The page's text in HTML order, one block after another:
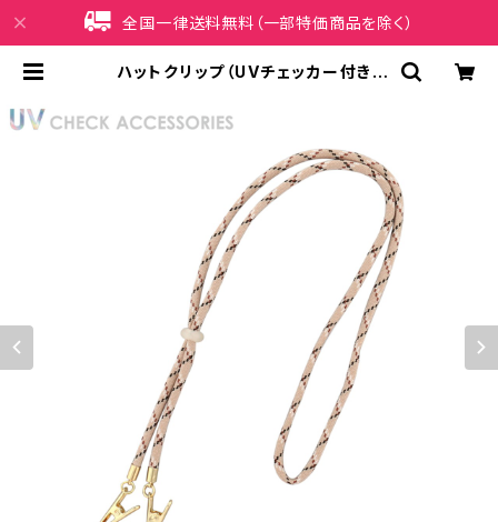
全国一律送料無料（一部特価商品を除く）
ハットクリップ（UVチェッカー付き）
売店 イマイ屋